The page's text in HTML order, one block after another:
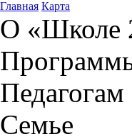
Главная Карта
О «Школе
Педагогам
Семье